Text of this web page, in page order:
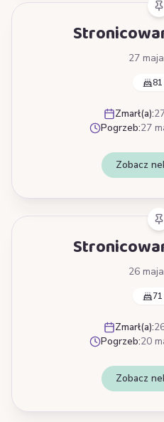
27
Zmarł(a):
Pogrzeb:27
Zobacz
26
Zmarł(a):
Pogrzeb:20
Zobacz